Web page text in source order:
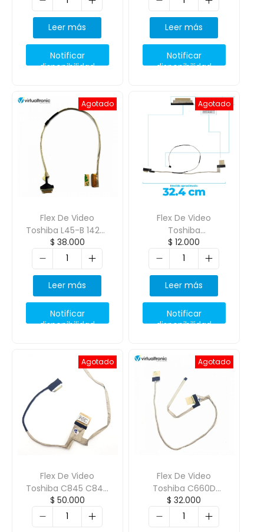
Leer más
Notificar
disponibilidad
Leer más
Notificar
disponibilidad
Agotado
Flex De Video
Toshiba L45-B 1422-
01Rc000 30 Pines
Board, 40 Pantalla
$ 38.000
Leer más
Notificar
disponibilidad
Agotado
Flex De Video
Toshiba
Nb500/Nb505 Nb520
$ 12.000
Leer más
Notificar
disponibilidad
Agotado
Flex De Video
Toshiba C845 C840
L845 L840 S845
S840 Dd0By3Lc000
$ 50.000
Agotado
Flex De Video
Toshiba C660D
C660 C660G C665
P750 P755
$ 32.000